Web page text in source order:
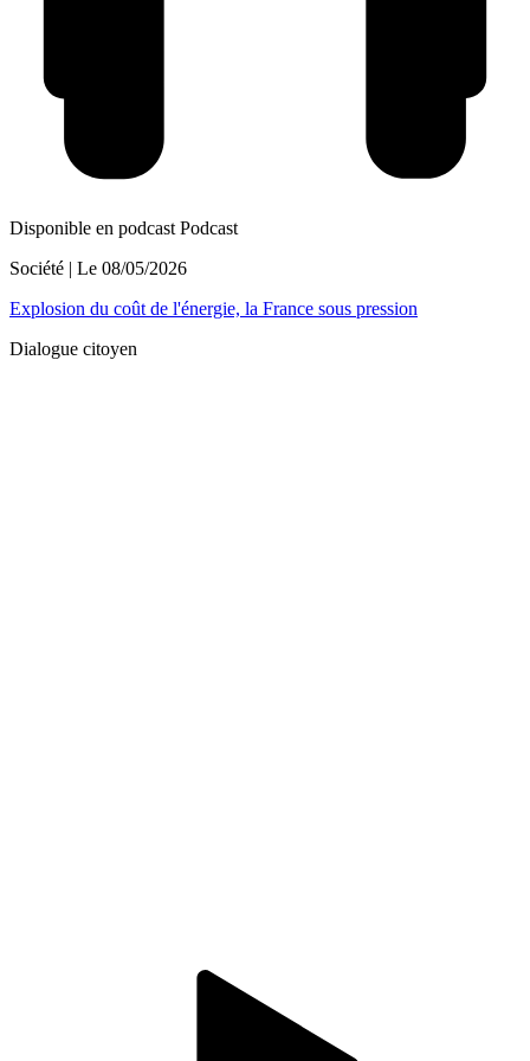
Disponible en podcast Podcast
Société | Le 08/05/2026
Explosion du coût de l'énergie, la France sous pression
Dialogue citoyen